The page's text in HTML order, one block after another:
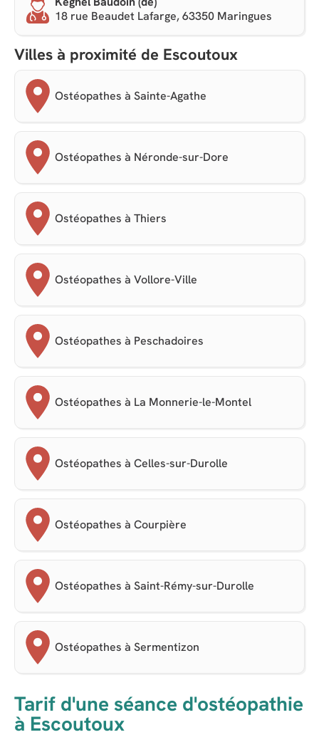
18 rue Beaudet Lafarge, 63350 Maringues
Villes à proximité de Escoutoux
Ostéopathes à Sainte-Agathe
Ostéopathes à Néronde-sur-Dore
Ostéopathes à Thiers
Ostéopathes à Vollore-Ville
Ostéopathes à Peschadoires
Ostéopathes à La Monnerie-le-Montel
Ostéopathes à Celles-sur-Durolle
Ostéopathes à Courpière
Ostéopathes à Saint-Rémy-sur-Durolle
Ostéopathes à Sermentizon
Tarif d'une séance d'ostéopathie
à Escoutoux